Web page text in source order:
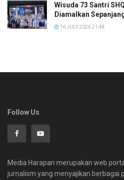
Wisuda 73 Santri
Diamalkan
16 JULY 2026 21:48
Follow Us
Media Harapan merupakan web
jurnalism yang menyajikan berbagai